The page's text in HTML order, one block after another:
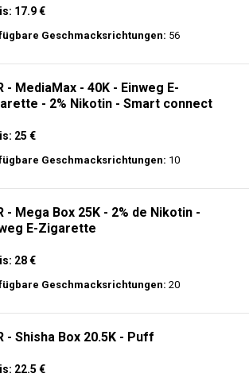
17.9 €
Geschmacksrichtungen: 56
- MediaMax - 40K - Einweg E-
- 2% Nikotin - Smart connect
25 €
Geschmacksrichtungen: 10
- Mega Box 25K - 2% de Nikotin -
E-Zigarette
28 €
Geschmacksrichtungen: 20
- Shisha Box 20.5K - Puff
22.5 €